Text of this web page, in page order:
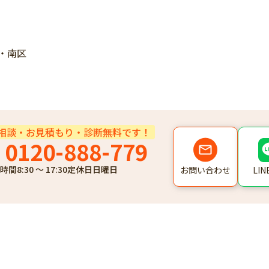
南区
談・お見積もり・診断無料です！
0120-888-779
間8:30 ～ 17:30定休日 日曜日 お問い合わせ